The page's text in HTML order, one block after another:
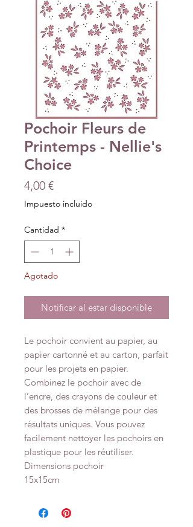
Pochoir Fleurs de
Printemps - Nellie's
Choice
4,00 €Precio
Impuesto incluido
Cantidad *
Agotado
Notificar al estar disponible
Le pochoir convient au papier, au
papier cartonné et au carton, parfait
pour les projets en papier.
Combinez le pochoir avec de
l’encre, des crayons de couleur et
des brosses de mélange pour des
résultats uniques. Vous pouvez
facilement nettoyer les pochoirs en
plastique pour les réutiliser.
Dimensions pochoir
15x15cm